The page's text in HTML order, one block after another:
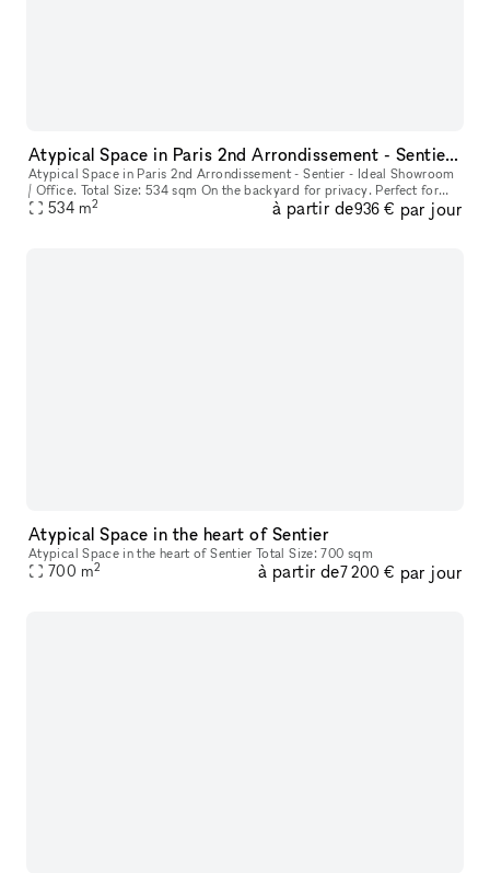
Atypical Space in Paris 2nd Arrondissement - Sentier - Ideal Showroom / Office.
Atypical Space in Paris 2nd Arrondissement - Sentier - Ideal Showroom
/ Office. Total Size: 534 sqm On the backyard for privacy. Perfect for
Parisian permanent showroom.
534 m2 à partir de936 € par jour
Atypical Space in the heart of Sentier
Atypical Space in the heart of Sentier Total Size: 700 sqm
700 m2 à partir de7 200 € par jour